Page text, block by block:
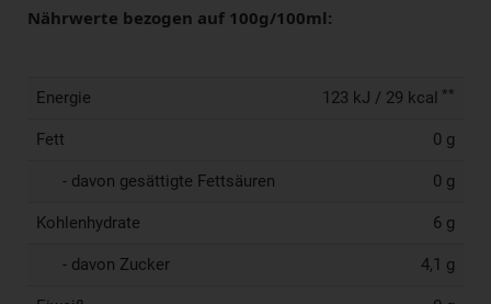
Nährwerte bezogen auf 100g/100ml:
Energie 123 kJ / 29 kcal **
Fett 0 g
- davon gesättigte Fettsäuren 0 g
Kohlenhydrate 6 g
- davon Zucker 4,1 g